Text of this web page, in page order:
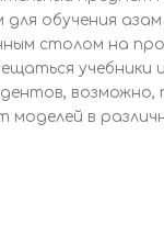
для обучения
столом на
моделей в